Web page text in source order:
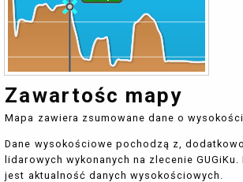
Zawartośc mapy
Mapa zawiera zsumowane dane o
Dane wysokościowe pochodzą z,
lidarowych wykonanych na zlecenie
jest aktualność danych wysokościowych.